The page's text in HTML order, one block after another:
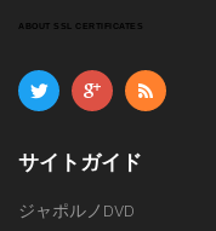
ABOUT SSL CERTIFICATES
サイトガイド
ジャポルノDVD